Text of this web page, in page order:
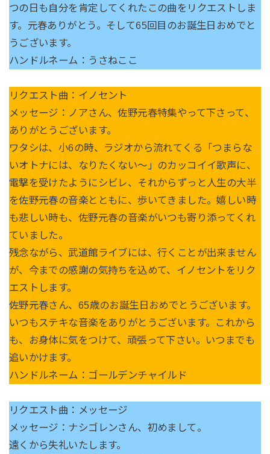
つの日も自分を肯定してくれたこの曲をリクエストしま
す。元春ありがとう。そして65回目のお誕生日おめでと
うございます。
ハンドルネーム：うさねここ
リクエスト曲：イノセント
メッセージ：ノアさん、佐野元春特集やって下さって、
ありがとうございます。
ワタシは、小6の時、ラジオから流れてくる「つまらな
いオトナには、なりたくない〜」のカッコイイ歌声に、
電撃を受けたようにシビレ、それからずっと人生の大半
を佐野元春の音楽とともに、歩いてきました。嬉しい時
も悲しい時も、佐野元春の音楽がいつも寄り添ってくれ
ていました。
残念ながら、武道館ライブには、行くことが出来ません
が、今までの感謝の気持ちを込めて、イノセントをリク
エストします。
佐野元春さん、65歳のお誕生日おめでとうございます。
いつもステキな音楽をありがとうございます。これから
も、お身体に気をつけて、頑張って下さい。いつまでも
追いかけます。
ハンドルネーム：ゴールデンチャイルド
リクエスト曲：メッセージ
メッセージ：ナシゴレンさん、初めまして。
遠くから失礼いたします。